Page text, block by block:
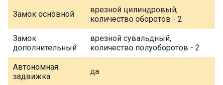
Замок основной
врезной цилиндровый,
количество оборотов - 2
Замок
дополнительный
врезной сувальдный,
количество полуоборотов - 2
Автономная
задвижка
да